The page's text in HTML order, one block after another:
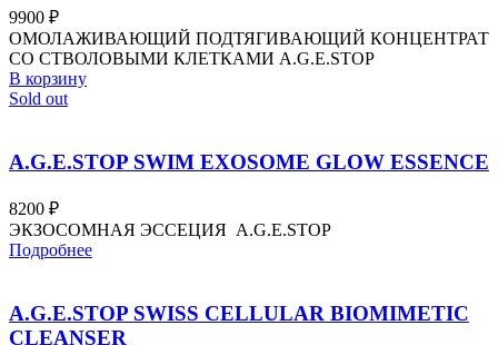
9900 ₽
ОМОЛАЖИВАЮЩИЙ ПОДТЯГИВАЮЩИЙ КОНЦЕНТРАТ
СО СТВОЛОВЫМИ КЛЕТКАМИ A.G.E.STOP
В корзину
Sold out
A.G.E.STOP SWIM EXOSOME GLOW ESSENCE
8200 ₽
ЭКЗОСОМНАЯ ЭССЕЦИЯ A.G.E.STOP
Подробнее
A.G.E.STOP SWISS CELLULAR BIOMIMETIC
CLEANSER